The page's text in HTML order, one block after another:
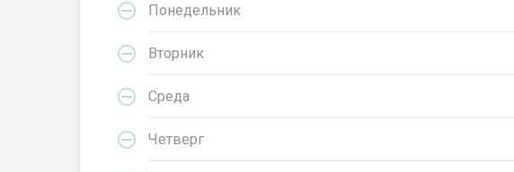
Понедельник
Вторник
Среда
Четверг